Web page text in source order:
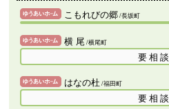
こもれびの郷 /長坂町
横 尾 /横尾町
要相談
はなの杜 /福田町
要相談